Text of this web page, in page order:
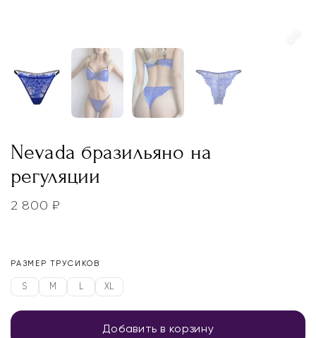
Nevada бразильяно на
регуляции
2 800₽
РАЗМЕР ТРУСИКОВ
S M L XL
Добавить в корзину